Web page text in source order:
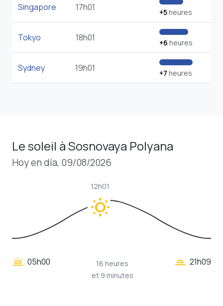
Singapore 17h01 +5heures
Tokyo 18h01 +6 heures
Sydney 19h01 +7 heures
Le soleil à Sosnovaya Polyana
Hoy en día, 09/08/2026
wb_sunny
12h01
wb_twilight 05h00
16 heures
et 9 minutes
wb_twilight_2 21h09